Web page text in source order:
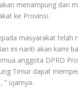
menampung dan
ke Provinsi.
masyarakat telah
ini nanti akan kami
anggota DPRD
Timur dapat
” ujarnya.